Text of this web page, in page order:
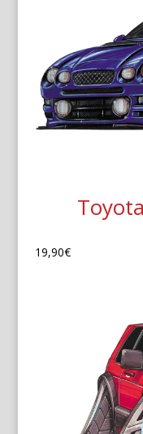
19,90€